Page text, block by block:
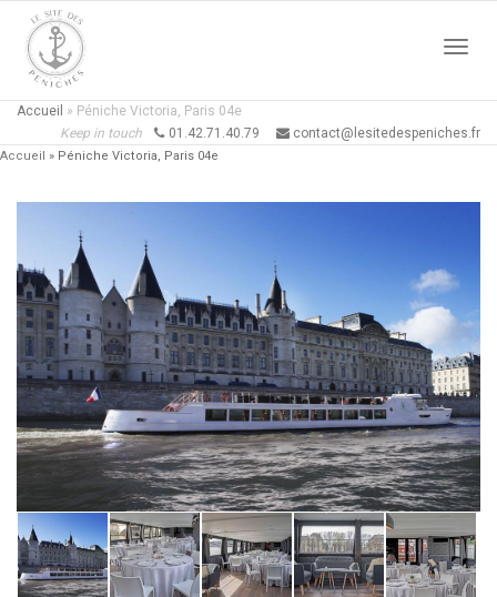
Accueil » Péniche Victoria, Paris 04e
Keep in touch
01.42.71.40.79 contact@lesitedespeniches.fr
Accueil » Péniche Victoria, Paris 04e